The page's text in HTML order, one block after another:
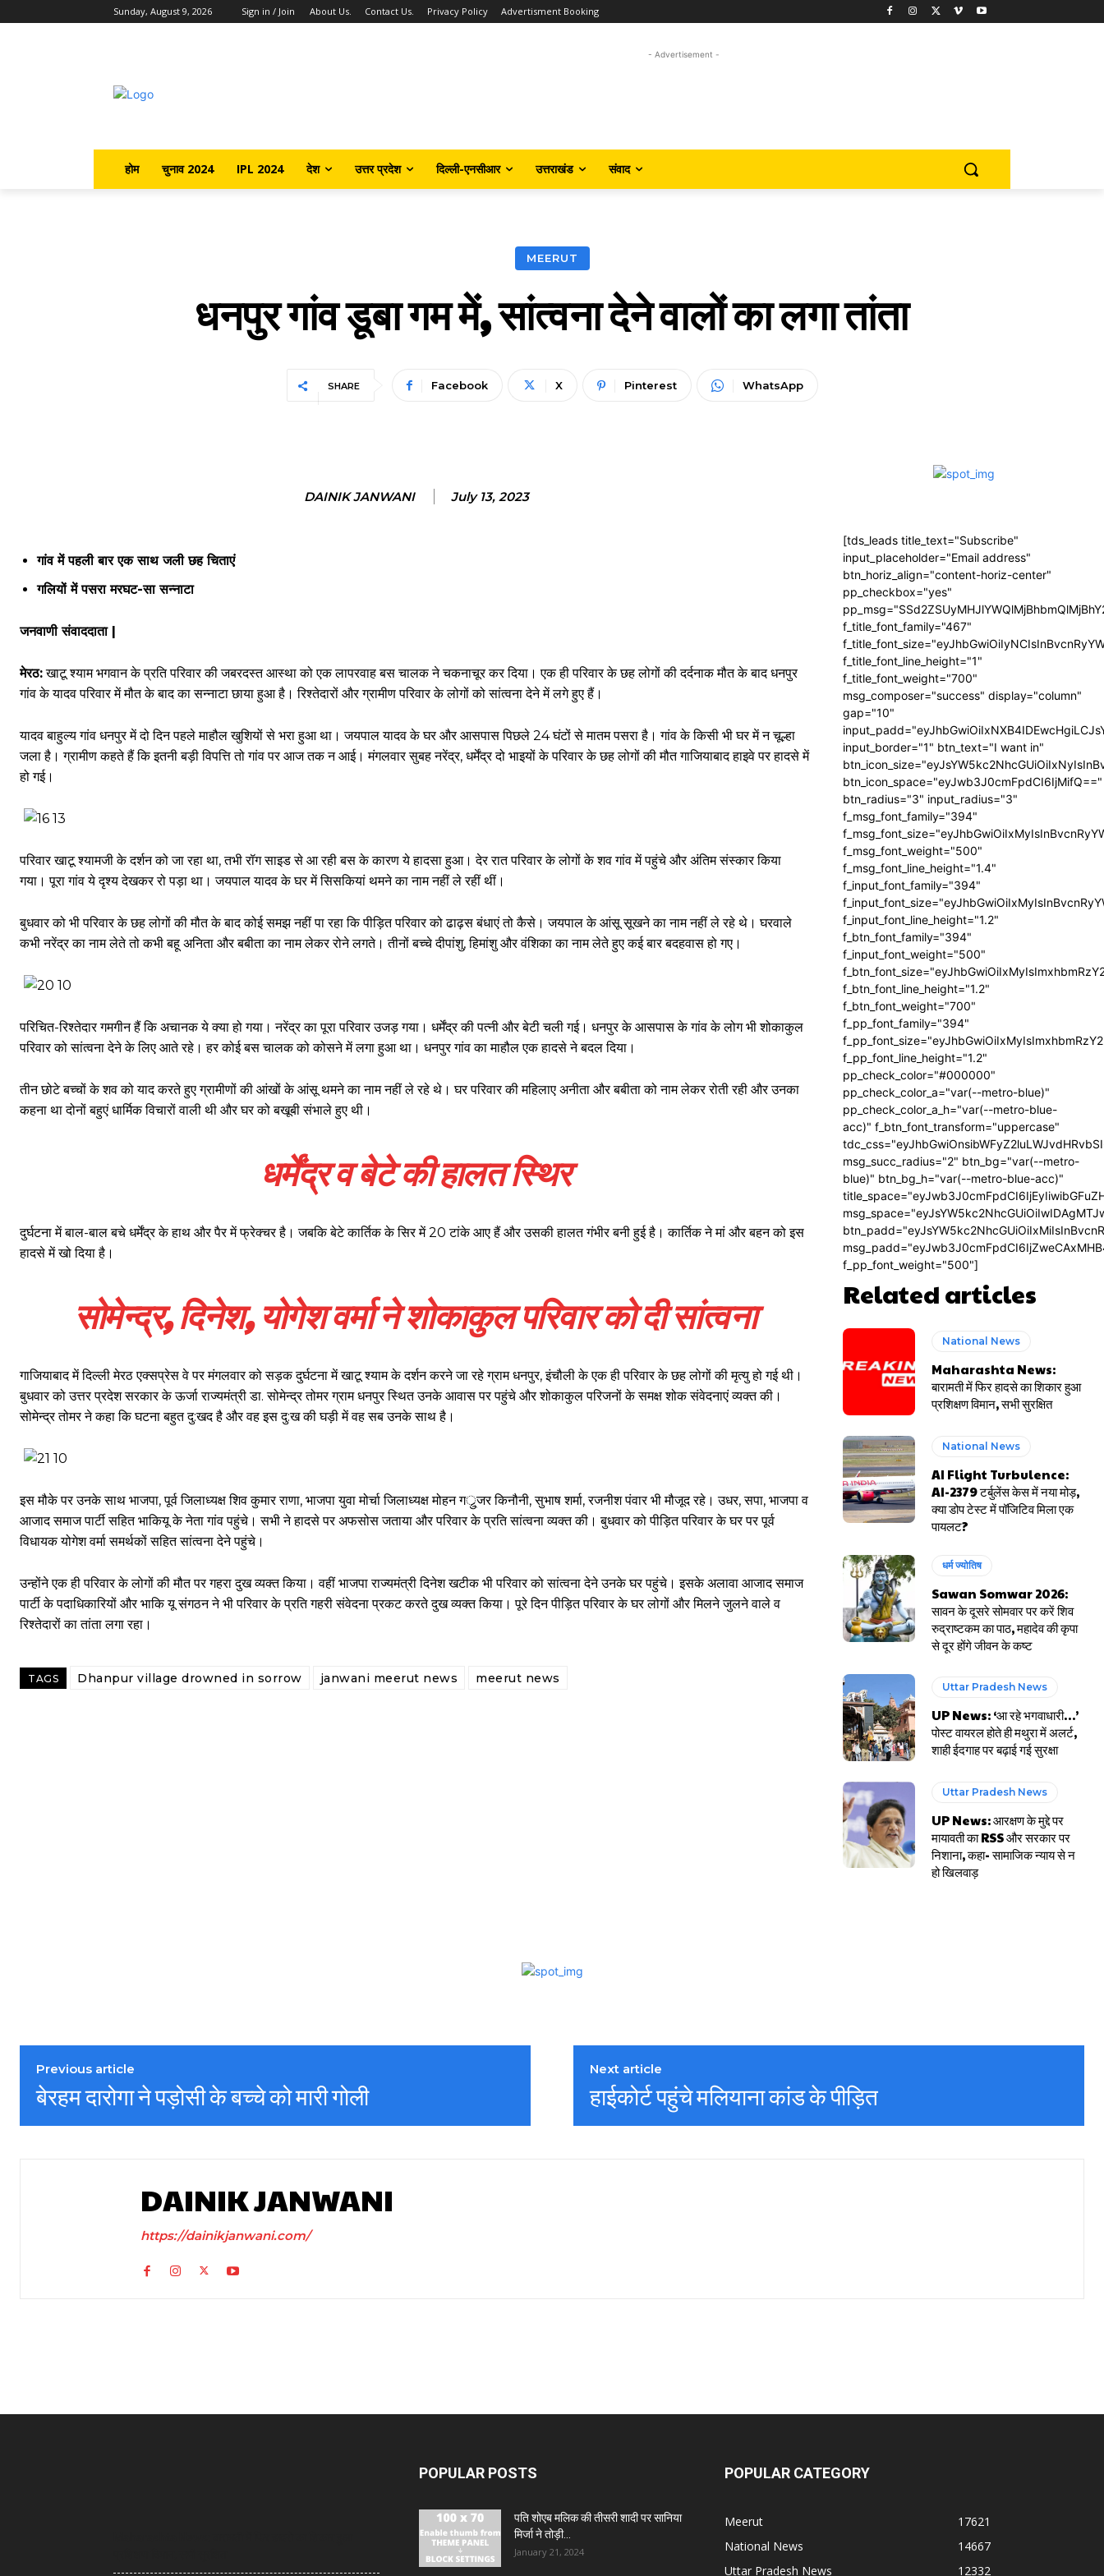
Sunday, August 9, 2026 Sign in / Join About Us. Contact Us. Privacy Policy Advertisment Booking
- Advertisement -
होम चुनाव 2024 IPL 2024 देश उत्तर प्रदेश दिल्ली-एनसीआर उत्तराखंड संवाद
MEERUT
धनपुर गांव डूबा गम में, सांत्वना देने वालों का लगा तांता
SHARE Facebook X Pinterest WhatsApp
DAINIK JANWANI July 13, 2023
गांव में पहली बार एक साथ जली छह चिताएं
गलियों में पसरा मरघट-सा सन्नाटा
जनवाणी संवाददाता |
मेरठ:खाटू श्याम भगवान के प्रति परिवार की जबरदस्त आस्था को एक लापरवाह बस चालक ने चकनाचूर कर दिया। एक ही परिवार के छह लोगों की दर्दनाक मौत के बाद धनपुर
गांव के यादव परिवार में मौत के बाद का सन्नाटा छाया हुआ है। रिश्तेदारों और ग्रामीण परिवार के लोगों को सांत्वना देने में लगे हुए हैं।
यादव बाहुल्य गांव धनपुर में दो दिन पहले माहौल खुशियों से भरा हुआ था। जयपाल यादव के घर और आसपास पिछले 24 घंटों से मातम पसरा है। गांव के किसी भी घर में न चूल्हा
जला है। ग्रामीण कहते हैं कि इतनी बड़ी विपत्ति तो गांव पर आज तक न आई। मंगलवार सुबह नरेंद्र, धर्मेंद्र दो भाइयों के परिवार के छह लोगों की मौत गाजियाबाद हाइवे पर हादसे में
हो गई।
परिवार खाटू श्यामजी के दर्शन को जा रहा था, तभी रॉग साइड से आ रही बस के कारण ये हादसा हुआ। देर रात परिवार के लोगों के शव गांव में पहुंचे और अंतिम संस्कार किया
गया। पूरा गांव ये दृश्य देखकर रो पड़ा था। जयपाल यादव के घर में सिसकियां थमने का नाम नहीं ले रहीं थीं।
बुधवार को भी परिवार के छह लोगों की मौत के बाद कोई समझ नहीं पा रहा कि पीड़ित परिवार को ढाढ़स बंधाएं तो कैसे। जयपाल के आंसू सूखने का नाम नहीं ले रहे थे। घरवाले
कभी नरेंद्र का नाम लेते तो कभी बहू अनिता और बबीता का नाम लेकर रोने लगते। तीनों बच्चे दीपांशु, हिमांशु और वंशिका का नाम लेते हुए कई बार बदहवास हो गए।
परिचित-रिश्तेदार गमगीन हैं कि अचानक ये क्या हो गया। नरेंद्र का पूरा परिवार उजड़ गया। धर्मेंद्र की पत्नी और बेटी चली गई। धनपुर के आसपास के गांव के लोग भी शोकाकुल
परिवार को सांत्वना देने के लिए आते रहे। हर कोई बस चालक को कोसने में लगा हुआ था। धनपुर गांव का माहौल एक हादसे ने बदल दिया।
तीन छोटे बच्चों के शव को याद करते हुए ग्रामीणों की आंखों के आंसू थमने का नाम नहीं ले रहे थे। घर परिवार की महिलाए अनीता और बबीता को नाम लेकर रोती रही और उनका
कहना था दोनों बहुएं धार्मिक विचारों वाली थी और घर को बखूबी संभाले हुए थी।
धर्मेंद्र व बेटे की हालत स्थिर
दुर्घटना में बाल-बाल बचे धर्मेंद्र के हाथ और पैर में फ्रेक्चर है। जबकि बेटे कार्तिक के सिर में 20 टांके आए हैं और उसकी हालत गंभीर बनी हुई है। कार्तिक ने मां और बहन को इस
हादसे में खो दिया है।
सोमेन्द्र, दिनेश, योगेश वर्मा ने शोकाकुल परिवार को दी सांत्वना
गाजियाबाद में दिल्ली मेरठ एक्सप्रेस वे पर मंगलवार को सड़क दुर्घटना में खाटू श्याम के दर्शन करने जा रहे ग्राम धनपुर, इंचौली के एक ही परिवार के छह लोगों की मृत्यु हो गई थी।
बुधवार को उत्तर प्रदेश सरकार के ऊर्जा राज्यमंत्री डा. सोमेन्द्र तोमर ग्राम धनपुर स्थित उनके आवास पर पहुंचे और शोकाकुल परिजनों के समक्ष शोक संवेदनाएं व्यक्त की।
सोमेन्द्र तोमर ने कहा कि घटना बहुत दु:खद है और वह इस दु:ख की घड़ी में वह सब उनके साथ है।
इस मौके पर उनके साथ भाजपा, पूर्व जिलाध्यक्ष शिव कुमार राणा, भाजपा युवा मोर्चा जिलाध्यक्ष मोहन गर्ु्जर किनौनी, सुभाष शर्मा, रजनीश पंवार भी मौजूद रहे। उधर, सपा, भाजपा व
आजाद समाज पार्टी सहित भाकियू के नेता गांव पहुंचे। सभी ने हादसे पर अफसोस जताया और परिवार के प्रति सांत्वना व्यक्त की। बुधवार को पीड़ित परिवार के घर पर पूर्व
विधायक योगेश वर्मा समर्थकों सहित सांत्वना देने पहुंचे।
उन्होंने एक ही परिवार के लोगों की मौत पर गहरा दुख व्यक्त किया। वहीं भाजपा राज्यमंत्री दिनेश खटीक भी परिवार को सांत्वना देने उनके घर पहुंचे। इसके अलावा आजाद समाज
पार्टी के पदाधिकारियों और भाकि यू संगठन ने भी परिवार के प्रति गहरी संवेदना प्रकट करते दुख व्यक्त किया। पूरे दिन पीड़ित परिवार के घर लोगों और मिलने जुलने वाले व
रिश्तेदारों का तांता लगा रहा।
TAGS Dhanpur village drowned in sorrow janwani meerut news meerut news
[tds_leads title_text="Subscribe"
input_placeholder="Email address"
btn_horiz_align="content-horiz-center"
pp_checkbox="yes"
f_title_font_family="467"
f_title_font_line_height="1"
f_title_font_weight="700"
msg_composer="success" display="column"
gap="10"
input_border="1" btn_text="I want in"
btn_icon_space="eyJwb3J0cmFpdCI6IjMifQ=="
btn_radius="3" input_radius="3"
f_msg_font_family="394"
f_msg_font_weight="500"
f_msg_font_line_height="1.4"
f_input_font_family="394"
f_input_font_line_height="1.2"
f_btn_font_family="394"
f_input_font_weight="500"
f_btn_font_line_height="1.2"
f_btn_font_weight="700"
f_pp_font_family="394"
f_pp_font_line_height="1.2"
pp_check_color="#000000"
pp_check_color_a="var(--metro-blue)"
pp_check_color_a_h="var(--metro-blue-
acc)" f_btn_font_transform="uppercase"
msg_succ_radius="2" btn_bg="var(--metro-
blue)" btn_bg_h="var(--metro-blue-acc)"
f_pp_font_weight="500"]
Related articles
National News
Maharashta News:
बारामती में फिर हादसे का शिकार हुआ
प्रशिक्षण विमान, सभी सुरक्षित
National News
AI Flight Turbulence:
AI-2379 टर्बुलेंस केस में नया मोड़,
क्या डोप टेस्ट में पॉजिटिव मिला एक
पायलट?
धर्म ज्योतिष
Sawan Somwar 2026:
सावन के दूसरे सोमवार पर करें शिव
रुद्राष्टकम का पाठ, महादेव की कृपा
से दूर होंगे जीवन के कष्ट
Uttar Pradesh News
UP News: ‘आ रहे भगवाधारी…’
पोस्ट वायरल होते ही मथुरा में अलर्ट,
शाही ईदगाह पर बढ़ाई गई सुरक्षा
Uttar Pradesh News
UP News: आरक्षण के मुद्दे पर
मायावती का RSS और सरकार पर
निशाना, कहा- सामाजिक न्याय से न
हो खिलवाड़
Previous article
बेरहम दारोगा ने पड़ोसी के बच्चे को मारी गोली
Next article
हाईकोर्ट पहुंचे मलियाना कांड के पीड़ित
DAINIK JANWANI
https://dainikjanwani.com/
POPULAR POSTS
पति शोएब मलिक की तीसरी शादी पर सानिया
मिर्जा ने तोड़ी...
January 21, 2024
POPULAR CATEGORY
Meerut
17621
National News
14667
Uttar Pradesh News
12332